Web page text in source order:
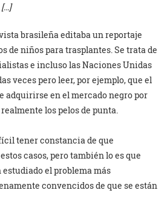
brasileña editaba un reportaje
de niños para trasplantes. Se trata de
e incluso las Naciones Unidas
veces pero leer, por ejemplo, que el
adquirirse en el mercado negro por
los pelos de punta.
tener constancia de que
casos, pero también lo es que
el problema más
convencidos de que se están